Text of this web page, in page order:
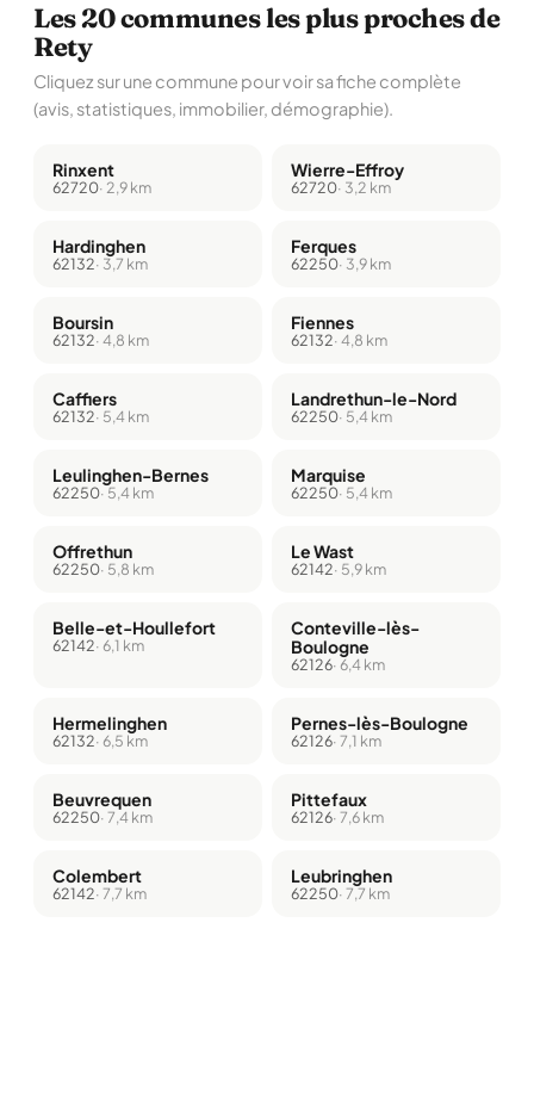
Les 20 communes les plus proches de
Rety
Cliquez sur une commune pour voir sa fiche complète
(avis, statistiques, immobilier, démographie).
Rinxent
62720· 2,9 km
Wierre-Effroy
62720· 3,2 km
Hardinghen
62132· 3,7 km
Ferques
62250· 3,9 km
Boursin
62132· 4,8 km
Fiennes
62132· 4,8 km
Caffiers
62132· 5,4 km
Landrethun-le-Nord
62250· 5,4 km
Leulinghen-Bernes
62250· 5,4 km
Marquise
62250· 5,4 km
Offrethun
62250· 5,8 km
Le Wast
62142· 5,9 km
Belle-et-Houllefort
62142· 6,1 km
Conteville-lès-
Boulogne
62126· 6,4 km
Hermelinghen
62132· 6,5 km
Pernes-lès-Boulogne
62126· 7,1 km
Beuvrequen
62250· 7,4 km
Pittefaux
62126· 7,6 km
Colembert
62142· 7,7 km
Leubringhen
62250· 7,7 km